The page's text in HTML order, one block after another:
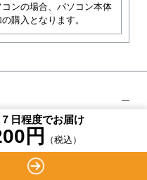
ンの場合、パソコン本体
購入となります。
日程度でお届け
円 （税込）